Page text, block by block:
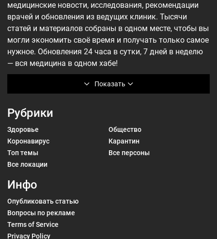
Показать
медицинские новости, исследования, рекомендации
врачей и обновления из ведущих клиник. Тысячи
статей и материалов собраны в одном месте, чтобы вы
могли экономить своё время и получать только самое
нужное. Обновления 24 часа в сутки, 7 дней в неделю
— вся медицина в одном хабе!
Рубрики
Здоровье
Общество
Коронавирус
Карантин
Топ темы
Все персоны
Все локации
Инфо
Опубликовать статью
Вопросы по рекламе
Terms of Service
Privacy Policy